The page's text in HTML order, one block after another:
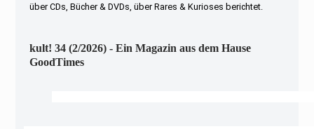
über CDs, Bücher & DVDs, über Rares & Kurioses berichtet.
kult! 34 (2/2026) - Ein Magazin aus dem Hause
GoodTimes